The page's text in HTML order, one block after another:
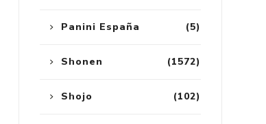
(5)
Panini España
(1572)
Shonen
(102)
Shojo